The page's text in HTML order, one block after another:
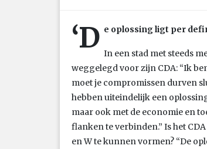
‘D e oplossing ligt per
In een stad met steeds
weggelegd voor zijn CDA: “Ik
moet je compromissen durven
hebben uiteindelijk een
maar ook met de economie en
flanken te verbinden.” Is het
en W te kunnen vormen? “De